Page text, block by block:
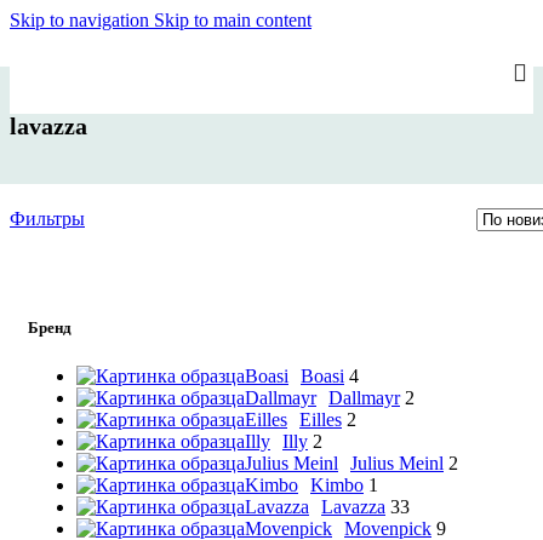
Skip to navigation Skip to main content
lavazza
Фильтры
Бренд
Boasi Boasi 4
Dallmayr Dallmayr 2
Eilles Eilles 2
Illy Illy 2
Julius Meinl
Julius Meinl 2
Kimbo Kimbo 1
Lavazza
Lavazza 33
Movenpick Movenpick 9